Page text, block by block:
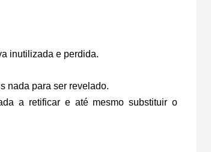
inutilizada e perdida.
nada para ser revelado.
a retificar e até mesmo substituir o